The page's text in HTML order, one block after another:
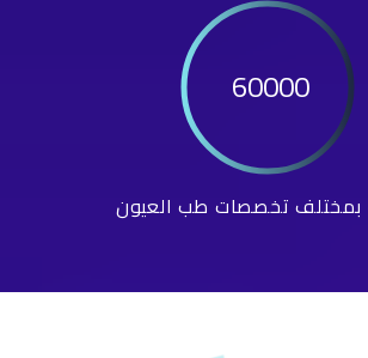
60000
بمختلف تخصصات طب العيون